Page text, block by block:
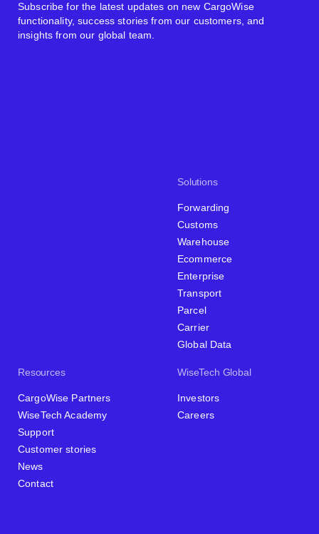
Solutions
Forwarding
Customs
Warehouse
Ecommerce
Enterprise
Transport
Parcel
Carrier
Global Data
Resources
CargoWise Partners
WiseTech Academy
Support
Customer stories
News
Contact
WiseTech Global
Investors
Careers
Subscribe for the latest updates on new CargoWise
functionality, success stories from our customers, and
insights from our global team.